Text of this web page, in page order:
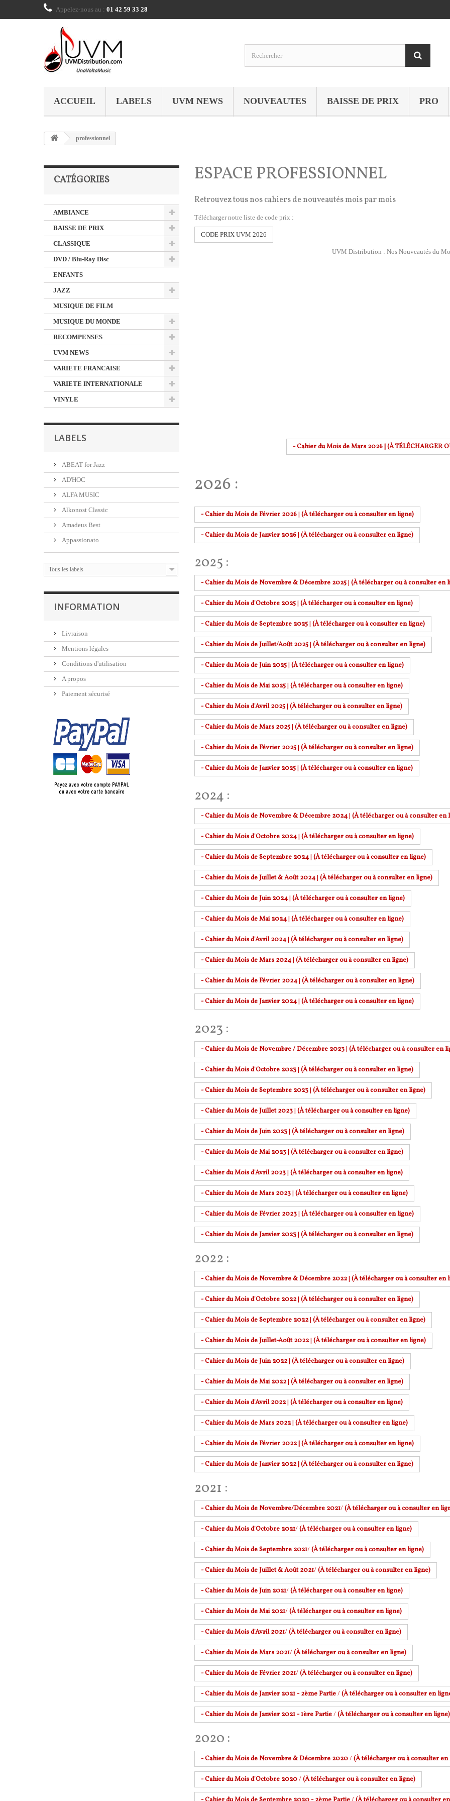
Appelez-nous au : 01 42 59 33 28
ACCUEIL LABELS UVM NEWS NOUVEAUTES BAISSE DE PRIX PRO
professionnel
CATÉGORIES
AMBIANCE
BAISSE DE PRIX
CLASSIQUE
DVD / Blu-Ray Disc
ENFANTS
JAZZ
MUSIQUE DE FILM
MUSIQUE DU MONDE
RECOMPENSES
UVM NEWS
VARIETE FRANCAISE
VARIETE INTERNATIONALE
VINYLE
LABELS
ABEAT for Jazz
AD'HOC
ALFA MUSIC
Alkonost Classic
Amadeus Best
Appassionato
Tous les labels
INFORMATION
Livraison
Mentions légales
Conditions d'utilisation
A propos
Paiement sécurisé
ESPACE PROFESSIONNEL
Retrouvez tous nos cahiers de nouveautés mois par mois
Télécharger notre liste de code prix :
CODE PRIX UVM 2026
UVM Distribution : Nos Nouveautés du
- Cahier du Mois de Mars 2026 | (À TÉLÉCHARGER
2026 :
- Cahier du Mois de Février 2026| (À télécharger ou à consulter en ligne)
- Cahier du Mois de Janvier 2026| (À télécharger ou à consulter en ligne)
2025 :
- Cahier du Mois de Novembre & Décembre 2025| (À télécharger ou à consulter en
- Cahier du Mois d'Octobre 2025| (À télécharger ou à consulter en ligne)
- Cahier du Mois de Septembre 2025| (À télécharger ou à consulter en ligne)
- Cahier du Mois de Juillet/Août 2025| (À télécharger ou à consulter en ligne)
- Cahier du Mois de Juin 2025| (À télécharger ou à consulter en ligne)
- Cahier du Mois de Mai 2025| (À télécharger ou à consulter en ligne)
- Cahier du Mois d'Avril 2025| (À télécharger ou à consulter en ligne)
- Cahier du Mois de Mars 2025| (À télécharger ou à consulter en ligne)
- Cahier du Mois de Février 2025| (À télécharger ou à consulter en ligne)
- Cahier du Mois de Janvier 2025| (À télécharger ou à consulter en ligne)
2024 :
- Cahier du Mois de Novembre & Décembre 2024| (À télécharger ou à consulter en
- Cahier du Mois d'Octobre 2024| (À télécharger ou à consulter en ligne)
- Cahier du Mois de Septembre 2024| (À télécharger ou à consulter en ligne)
- Cahier du Mois de Juillet & Août 2024| (À télécharger ou à consulter en ligne)
- Cahier du Mois de Juin 2024| (À télécharger ou à consulter en ligne)
- Cahier du Mois de Mai 2024| (À télécharger ou à consulter en ligne)
- Cahier du Mois d'Avril 2024| (À télécharger ou à consulter en ligne)
- Cahier du Mois de Mars 2024| (À télécharger ou à consulter en ligne)
- Cahier du Mois de Février 2024| (À télécharger ou à consulter en ligne)
- Cahier du Mois de Janvier 2024| (À télécharger ou à consulter en ligne)
2023 :
- Cahier du Mois de Novembre / Décembre 2023| (À télécharger ou à consulter en
- Cahier du Mois d'Octobre 2023| (À télécharger ou à consulter en ligne)
- Cahier du Mois de Septembre 2023| (À télécharger ou à consulter en ligne)
- Cahier du Mois de Juillet 2023| (À télécharger ou à consulter en ligne)
- Cahier du Mois de Juin 2023| (À télécharger ou à consulter en ligne)
- Cahier du Mois de Mai 2023| (À télécharger ou à consulter en ligne)
- Cahier du Mois d'Avril 2023| (À télécharger ou à consulter en ligne)
- Cahier du Mois de Mars 2023| (À télécharger ou à consulter en ligne)
- Cahier du Mois de Février 2023| (À télécharger ou à consulter en ligne)
- Cahier du Mois de Janvier 2023| (À télécharger ou à consulter en ligne)
2022 :
- Cahier du Mois de Novembre & Décembre 2022| (À télécharger ou à consulter en
- Cahier du Mois d'Octobre 2022| (À télécharger ou à consulter en ligne)
- Cahier du Mois de Septembre 2022| (À télécharger ou à consulter en ligne)
- Cahier du Mois de Juillet-Août 2022| (À télécharger ou à consulter en ligne)
- Cahier du Mois de Juin 2022| (À télécharger ou à consulter en ligne)
- Cahier du Mois de Mai 2022| (À télécharger ou à consulter en ligne)
- Cahier du Mois d'Avril 2022| (À télécharger ou à consulter en ligne)
- Cahier du Mois de Mars 2022| (À télécharger ou à consulter en ligne)
- Cahier du Mois de Février 2022 | (À télécharger ou à consulter en ligne)
- Cahier du Mois de Janvier 2022 | (À télécharger ou à consulter en ligne)
2021 :
- Cahier du Mois de Novembre/Décembre 2021/(À télécharger ou à consulter en
- Cahier du Mois d'Octobre 2021/(À télécharger ou à consulter en ligne)
- Cahier du Mois de Septembre 2021/(À télécharger ou à consulter en ligne)
- Cahier du Mois de Juillet & Août 2021/(À télécharger ou à consulter en ligne)
- Cahier du Mois de Juin 2021/(À télécharger ou à consulter en ligne)
- Cahier du Mois de Mai 2021/(À télécharger ou à consulter en ligne)
- Cahier du Mois d'Avril 2021/(À télécharger ou à consulter en ligne)
- Cahier du Mois de Mars 2021/(À télécharger ou à consulter en ligne)
- Cahier du Mois de Février 2021/(À télécharger ou à consulter en ligne)
- Cahier du Mois de Janvier 2021 - 2ème Partie/(À télécharger ou à consulter en
- Cahier du Mois de Janvier 2021 - 1ère Partie/(À télécharger ou à consulter en ligne)
2020 :
- Cahier du Mois de Novembre & Décembre 2020/(À télécharger ou à consulter en
- Cahier du Mois d'Octobre 2020/(À télécharger ou à consulter en ligne)